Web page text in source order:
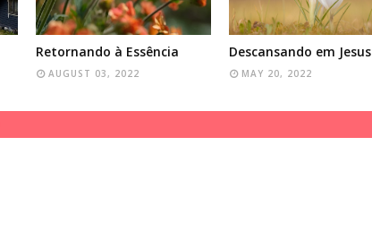
Retornando à Essência
AUGUST 03, 2022
Descansando em Jesus
MAY 20, 2022